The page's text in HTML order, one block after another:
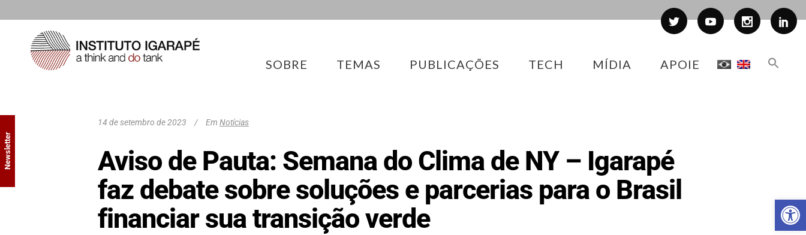
SOBRE TEMAS PUBLICAÇÕES TECH MÍDIA APOIE
14 de setembro de 2023 Em Notícias
Aviso de Pauta: Semana do Clima de NY – Igarapé
faz debate sobre soluções e parcerias para o Brasil
financiar sua transição verde
Newsletter